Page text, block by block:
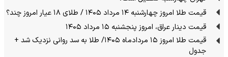
قیمت طلا امروز چهارشنبه ۱۴ مرداد ۱۴۰۵ / طلای ۱۸ عیار امروز چند؟
قیمت دینار عراق، امروز پنجشنبه ۱۵ مرداد ۱۴۰۵
قیمت طلا امروز ۱۵ مردادماه ۱۴۰۵/ طلا به سد روانی نزدیک شد +
جدول